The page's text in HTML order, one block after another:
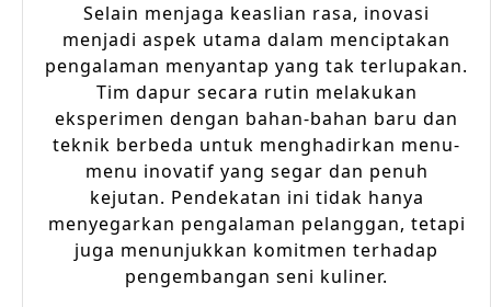
Selain menjaga keaslian rasa, inovasi
menjadi aspek utama dalam menciptakan
pengalaman menyantap yang tak terlupakan.
Tim dapur secara rutin melakukan
eksperimen dengan bahan-bahan baru dan
teknik berbeda untuk menghadirkan menu-
menu inovatif yang segar dan penuh
kejutan. Pendekatan ini tidak hanya
menyegarkan pengalaman pelanggan, tetapi
juga menunjukkan komitmen terhadap
pengembangan seni kuliner.